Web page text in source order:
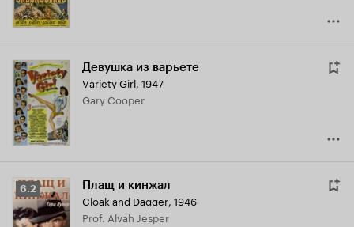
Девушка из варьете
Variety Girl, 1947
Gary Cooper
Рейтинг
Кинопоиска
6.2
6.2 Плащ и кинжал
Cloak and Dagger, 1946
Prof. Alvah Jesper